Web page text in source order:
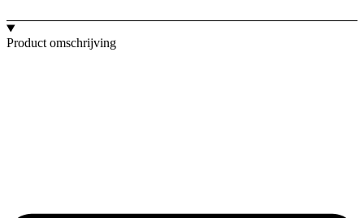
Product omschrijving